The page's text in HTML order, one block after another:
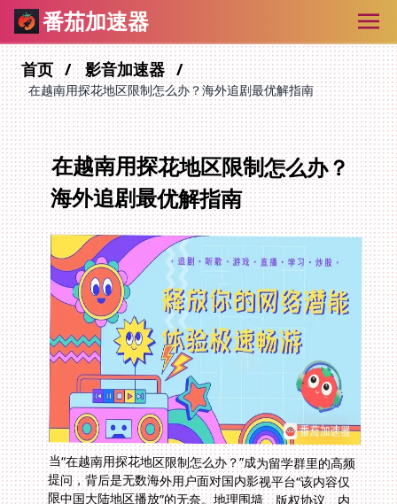
番茄加速器
首页 影音加速器
在越南用探花地区限制怎么办？海外追剧最优解指南
在越南用探花地区限制怎么办？
海外追剧最优解指南
当“在越南用探花地区限制怎么办？”成为留学群里的高频
提问，背后是无数海外用户面对国内影视平台“该内容仅
限中国大陆地区播放”的无奈。地理围墙、版权协议、内
容分发网络（CDN）的区域调度，共同筑起了这道数字屏
障。本文不止解决追剧痛点，更涵盖音乐、购物场景，为